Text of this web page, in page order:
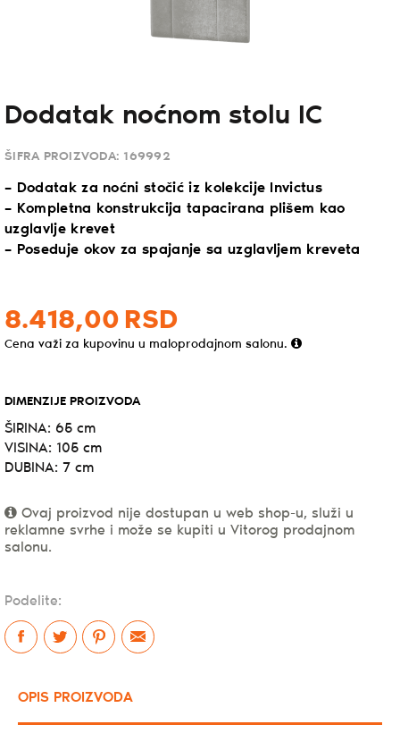
Dodatak noćnom stolu IC
ŠIFRA PROIZVODA: 169992
– Dodatak za noćni stočić iz kolekcije Invictus
– Kompletna konstrukcija tapacirana plišem kao
uzglavlje krevet
– Poseduje okov za spajanje sa uzglavljem kreveta
8.418,00 RSD
Cena važi za kupovinu u maloprodajnom salonu.
DIMENZIJE PROIZVODA
ŠIRINA: 65 cm
VISINA: 105 cm
DUBINA: 7 cm
Ovaj proizvod nije dostupan u web shop-u, služi u
reklamne svrhe i može se kupiti u Vitorog prodajnom
salonu.
Podelite:
OPIS PROIZVODA